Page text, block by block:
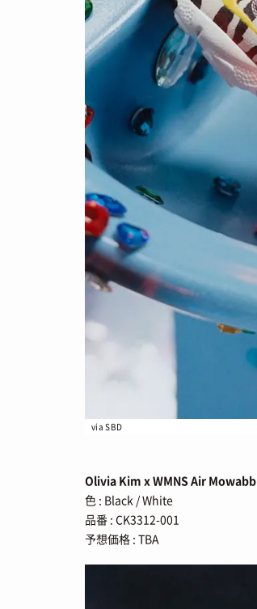
via SBD
Olivia Kim x WMNS Air Mowabb
色 : Black / White
品番 : CK3312-001
予想価格 : TBA